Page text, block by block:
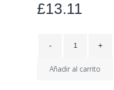
£13.11
Añadir al carrito